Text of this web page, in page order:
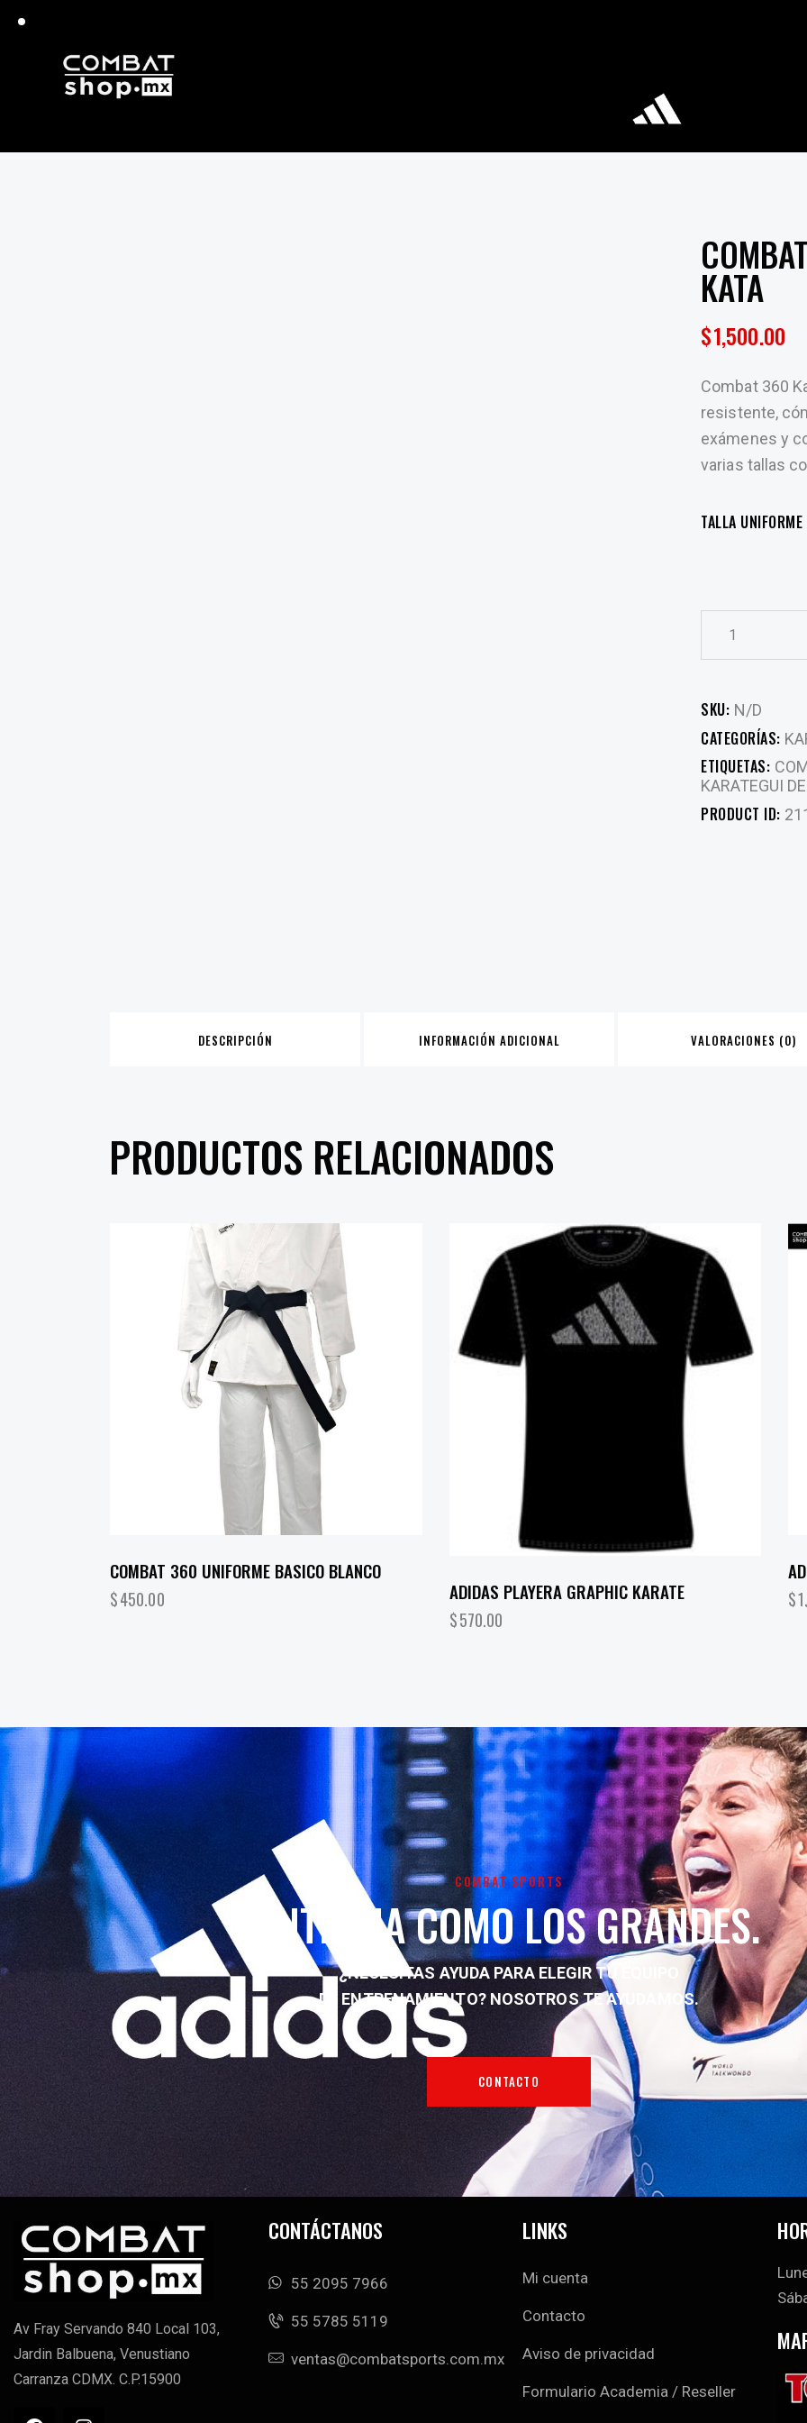
KATA
$1,500.00
Combat 360
resistente,
exámenes y
varias tallas
TALLA UNIFORME
SKU: N/D
CATEGORÍAS:
ETIQUETAS:
KARATEGUI
PRODUCT ID:
DESCRIPCIÓN INFORMACIÓN ADICIONAL VALORACIONES (0)
PRODUCTOS RELACIONADOS
COMBAT 360 UNIFORME BASICO BLANCO
$450.00 ADIDAS PLAYERA GRAPHIC KARATE
$570.00
$
COMBAT SPORTS
ENTRENA COMO LOS GRANDES.
¿NECESITAS AYUDA PARA ELEGIR TU EQUIPO
DE ENTRENAMIENTO? NOSOTROS TE AYUDAMOS.
CONTACTO
Av Fray Servando 840 Local 103,
Jardin Balbuena, Venustiano
Carranza CDMX. C.P.15900
CONTÁCTANOS
55 2095 7966
‭55 5785 5119‬
ventas@combatsports.com.mx
LINKS
Mi cuenta
Contacto
Aviso de privacidad
Formulario Academia / Reseller